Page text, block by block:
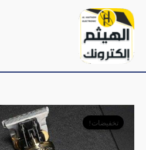
تخطي
المحتوى
تخفيضات!
السعر
الأصلي
السعر
الحالي
مكينة